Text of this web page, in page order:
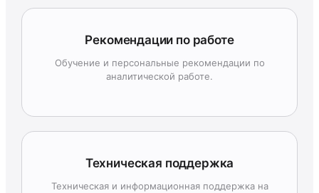
Рекомендации по работе
Обучение и персональные рекомендации по
аналитической работе.
Техническая поддержка
Техническая и информационная поддержка на